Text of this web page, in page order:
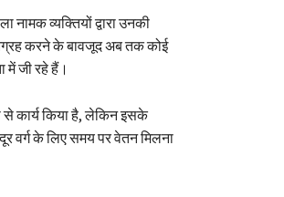
व्यक्तियों द्वारा उनकी
करने के बावजूद अब तक कोई
में जी रहे हैं।
से कार्य किया है, लेकिन इसके
वर्ग के लिए समय पर वेतन मिलना